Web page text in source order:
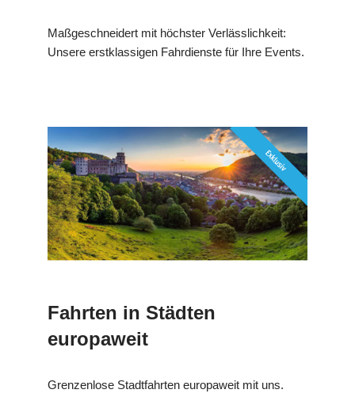
Maßgeschneidert mit höchster Verlässlichkeit:
Unsere erstklassigen Fahrdienste für Ihre Events.
Fahrten in Städten
europaweit
Grenzenlose Stadtfahrten europaweit mit uns.